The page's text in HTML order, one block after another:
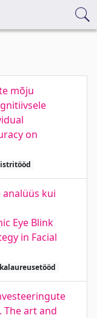
mõju
on
kui
Eye Blink
in Facial
The art and